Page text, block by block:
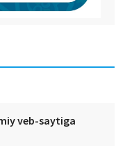
veb-saytiga